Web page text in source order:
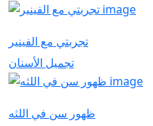
تجربتي مع الفينير
تجميل الأسنان
ظهور سن في اللثه